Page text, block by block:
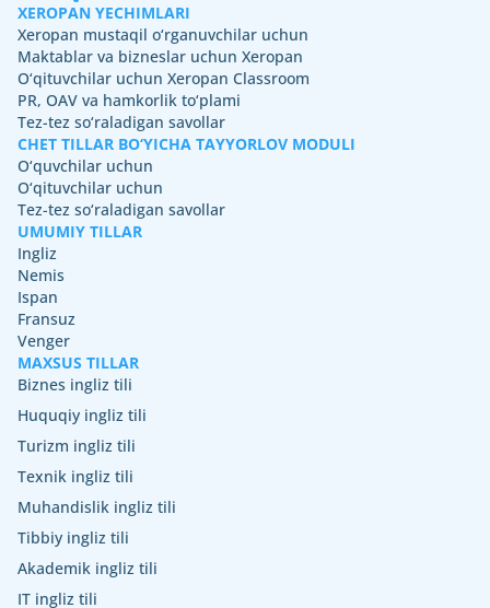
XEROPAN YECHIMLARI
Xeropan mustaqil o‘rganuvchilar uchun
Maktablar va bizneslar uchun Xeropan
O‘qituvchilar uchun Xeropan Classroom
PR, OAV va hamkorlik to‘plami
Tez-tez so‘raladigan savollar
CHET TILLAR BO‘YICHA TAYYORLOV MODULI
O‘quvchilar uchun
O‘qituvchilar uchun
Tez-tez so‘raladigan savollar
UMUMIY TILLAR
Ingliz
Nemis
Ispan
Fransuz
Venger
MAXSUS TILLAR
Biznes ingliz tili
Huquqiy ingliz tili
Turizm ingliz tili
Texnik ingliz tili
Muhandislik ingliz tili
Tibbiy ingliz tili
Akademik ingliz tili
IT ingliz tili